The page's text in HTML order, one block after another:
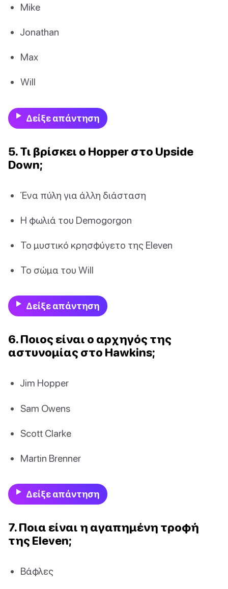
Mike
Jonathan
Max
Will
Δείξε απάντηση
5. Τι βρίσκει ο Hopper στο Upside
Down;
Ένα πύλη για άλλη διάσταση
Η φωλιά του Demogorgon
Το μυστικό κρησφύγετο της Eleven
Το σώμα του Will
Δείξε απάντηση
6. Ποιος είναι ο αρχηγός της
αστυνομίας στο Hawkins;
Jim Hopper
Sam Owens
Scott Clarke
Martin Brenner
Δείξε απάντηση
7. Ποια είναι η αγαπημένη τροφή
της Eleven;
Βάφλες